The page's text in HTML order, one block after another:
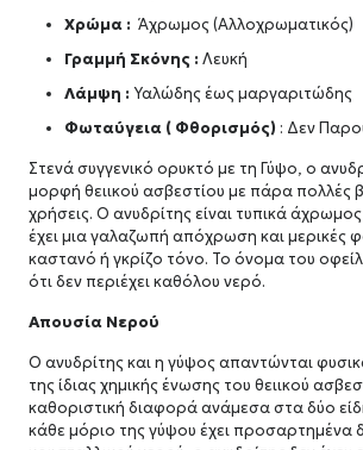
Χρώμα : Άχρωμος (Αλλοχρωματικός)
Γραμμή Σκόνης :Λευκή
Λάμψη :Υαλώδης έως μαργαριτώδης
Φωταύγεια ( Φθορισμός) : Δεν
Στενά συγγενικό ορυκτό με τη Γύψο, ο
μορφή θειικού ασβεστίου με πάρα πολλές
χρήσεις. Ο ανυδρίτης είναι τυπικά
έχει μια γαλαζωπή απόχρωση και μερικές
καστανό ή γκρίζο τόνο. Το όνομα του
ότι δεν περιέχει καθόλου νερό.
Απουσία Νερού
Ο ανυδρίτης και η γύψος απαντώνται
της ίδιας χημικής ένωσης του θειικού
καθοριστική διαφορά ανάμεσα στα δύο
κάθε μόριο της γύψου έχει προσαρτημένα